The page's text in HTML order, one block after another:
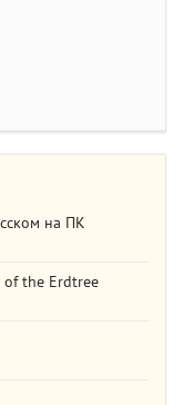
на ПК
of the Erdtree